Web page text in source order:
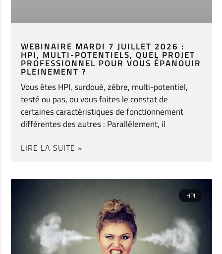
WEBINAIRE MARDI 7 JUILLET 2026 :
HPI, MULTI-POTENTIELS, QUEL PROJET
PROFESSIONNEL POUR VOUS ÉPANOUIR
PLEINEMENT ?
Vous êtes HPI, surdoué, zèbre, multi-potentiel,
testé ou pas, ou vous faites le constat de
certaines caractéristiques de fonctionnement
différentes des autres : Parallèlement, il
LIRE LA SUITE »
HPI